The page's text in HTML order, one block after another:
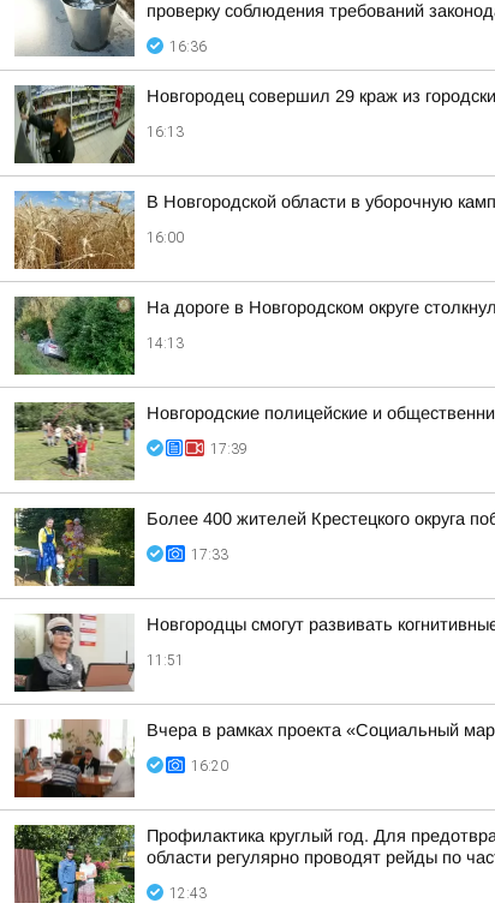
проверку соблюдения требований
16:36
Новгородец совершил 29 краж из
16:13
В Новгородской области в уборочную
16:00
На дороге в Новгородском округе
14:13
Новгородские полицейские и
17:39
Более 400 жителей Крестецкого округа
17:33
Новгородцы смогут развивать
11:51
Вчера в рамках проекта «Социальный
16:20
Профилактика круглый год. Для
области регулярно проводят рейды по
12:43